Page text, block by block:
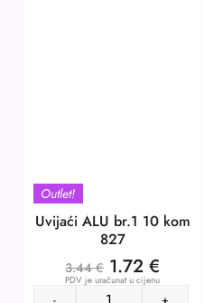
Outlet!
Uvijaći ALU br.1 10 kom
827
3.44€ 1.72€
PDV je uračunat u cijenu